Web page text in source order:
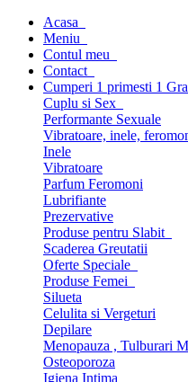
Acasa
Meniu
Contul meu
Contact
Cumperi 1 primesti 1
Cuplu si Sex
Performante Sexuale
Vibratoare, inele,
Inele
Vibratoare
Parfum Feromoni
Lubrifiante
Prezervative
Produse pentru Slabit
Scaderea Greutatii
Oferte Speciale
Produse Femei
Silueta
Celulita si Vergeturi
Depilare
Menopauza , Tulburari
Osteoporoza
Igiena Intima